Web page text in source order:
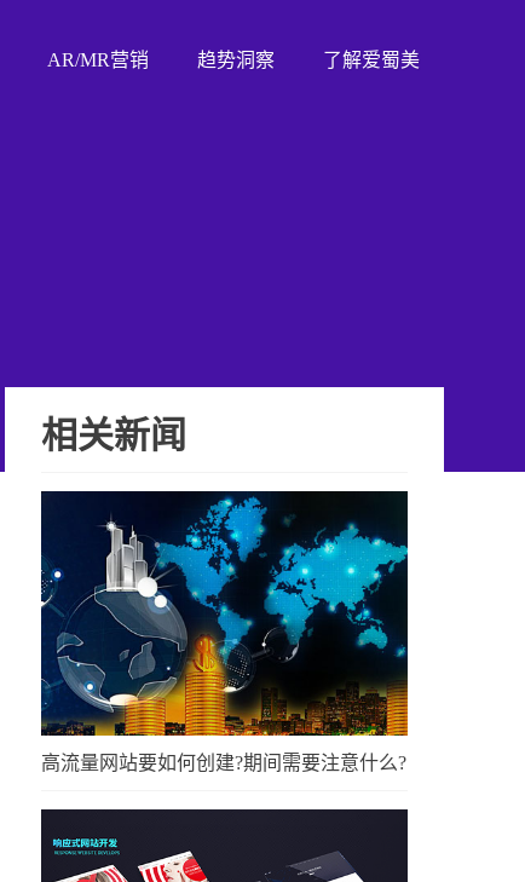
AR/MR营销 趋势洞察 了解爱蜀美
相关新闻
高流量网站要如何创建?期间需要注意什么?